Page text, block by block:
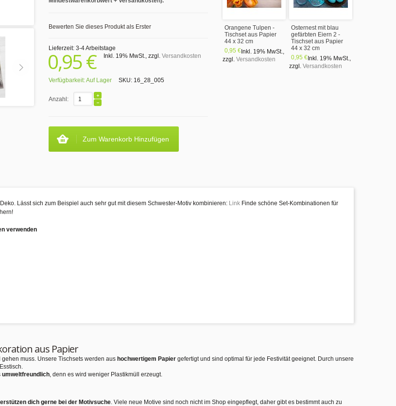
Orangene Tulpen -
Tischset aus Papier
44 x 32 cm
0,95 € Inkl. 19% MwSt.,
zzgl. Versandkosten
Osternest mit blau
gefärbten Eiern 2 -
Tischset aus Papier
44 x 32 cm
0,95 € Inkl. 19% MwSt.,
zzgl. Versandkosten
Bewerten Sie dieses Produkt als Erster
Lieferzeit: 3-4 Arbeitstage
0,95 € Inkl. 19% MwSt., zzgl. Versandkosten
Verfügbarkeit:Auf Lager SKU: 16_28_005
Anzahl:
Zum Warenkorb Hinzufügen
Lässt sich zum Beispiel auch sehr gut mit diesem Schwester-Motiv kombinieren: Link Finde schöne Set-Kombinationen für
verwenden
aus Papier
muss. Unsere Tischsets werden aus hochwertigem Papier gefertigt und sind optimal für jede Festivität geeignet. Durch unsere
umweltfreundlich, denn es wird weniger Plastikmüll erzeugt.
dich gerne bei der Motivsuche. Viele neue Motive sind noch nicht im Shop eingepflegt, daher gibt es bestimmt auch zu